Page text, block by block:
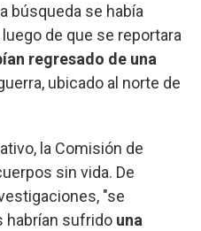
búsqueda se había
de que se reportara
regresado de una
ubicado al norte de
la Comisión de
sin vida. De
"se
habrían sufrido una